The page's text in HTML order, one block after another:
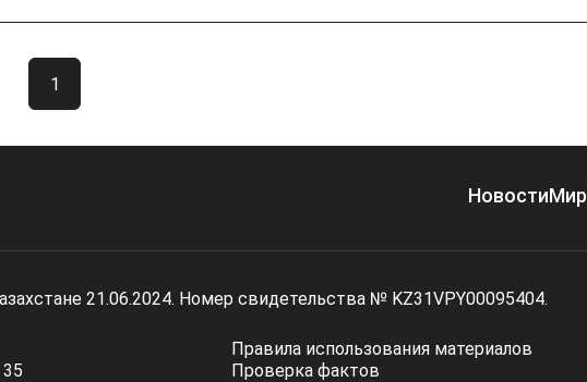
1
НовостиМир
21.06.2024. Номер свидетельства № KZ31VPY00095404.
Правила использования материалов
Проверка фактов